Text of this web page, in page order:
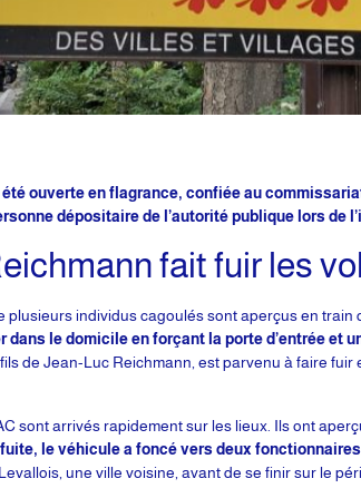
été ouverte en flagrance, confiée au
dépositaire de l’autorité publique lors de
fait fuir les
plusieurs individus cagoulés sont aperçus en train
le domicile en forçant la porte d’entrée et
de Jean-Luc Reichmann, est parvenu à faire
sont arrivés rapidement sur les lieux. Ils ont
le véhicule a foncé vers deux
une ville voisine, avant de se finir sur le